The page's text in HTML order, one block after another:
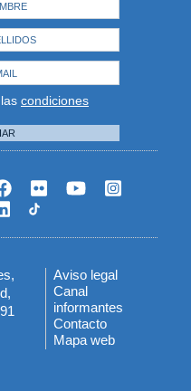
condiciones
Menú
del
pie
Aviso legal
Canal
informantes
Contacto
Mapa web